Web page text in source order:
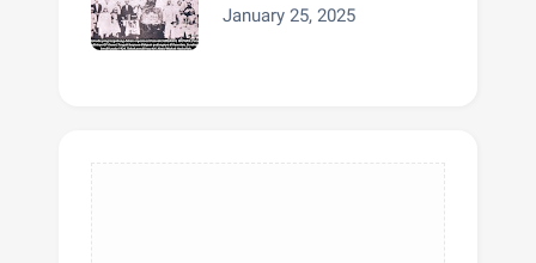
January 25, 2025